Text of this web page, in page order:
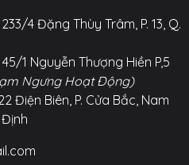
Huawei,...) có cổng
6A.
233/4 Đặng Thùy Trâm, P. 13, Q.
45/1 Nguyễn Thượng Hiền P,5
Ngưng Hoạt Động)
Điện Biên, P. Cửa Bắc, Nam